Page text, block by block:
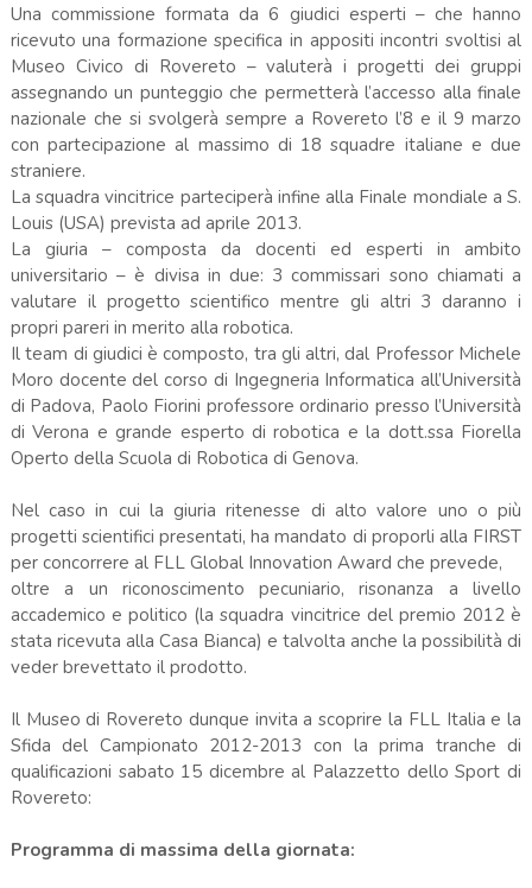
Una commissione formata da 6 giudici esperti – che hanno
ricevuto una formazione specifica in appositi incontri svoltisi al
Museo Civico di Rovereto – valuterà i progetti dei gruppi
assegnando un punteggio che permetterà l’accesso alla finale
nazionale che si svolgerà sempre a Rovereto l’8 e il 9 marzo
con partecipazione al massimo di 18 squadre italiane e due
straniere.
La squadra vincitrice parteciperà infine alla Finale mondiale a S.
Louis (USA) prevista ad aprile 2013.
La giuria – composta da docenti ed esperti in ambito
universitario – è divisa in due: 3 commissari sono chiamati a
valutare il progetto scientifico mentre gli altri 3 daranno i
propri pareri in merito alla robotica.
Il team di giudici è composto, tra gli altri, dal Professor Michele
Moro docente del corso di Ingegneria Informatica all’Università
di Padova, Paolo Fiorini professore ordinario presso l’Università
di Verona e grande esperto di robotica e la dott.ssa Fiorella
Operto della Scuola di Robotica di Genova.
Nel caso in cui la giuria ritenesse di alto valore uno o più
progetti scientifici presentati, ha mandato di proporli alla FIRST
per concorrere al FLL Global Innovation Award che prevede,
oltre a un riconoscimento pecuniario, risonanza a livello
accademico e politico (la squadra vincitrice del premio 2012 è
stata ricevuta alla Casa Bianca) e talvolta anche la possibilità di
veder brevettato il prodotto.
Il Museo di Rovereto dunque invita a scoprire la FLL Italia e la
Sfida del Campionato 2012-2013 con la prima tranche di
qualificazioni sabato 15 dicembre al Palazzetto dello Sport di
Rovereto:
Programma di massima della giornata: